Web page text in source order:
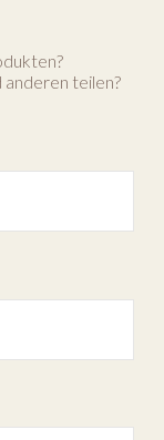
anderen teilen?